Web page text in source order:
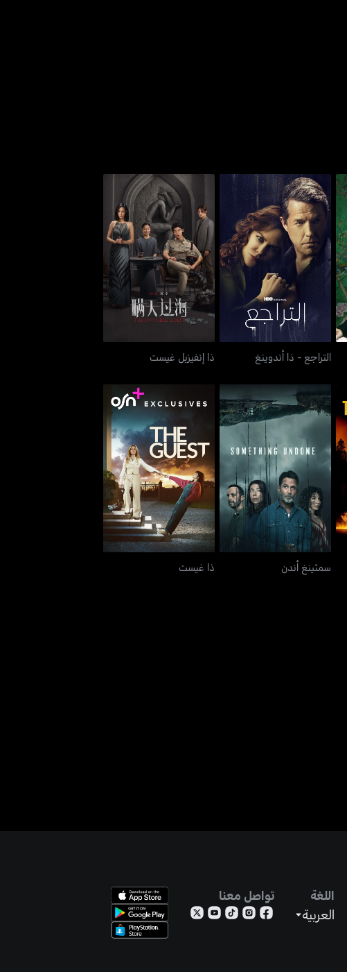
التراجع - ذا أندوينغ
التراجع - ذا أندوينغ
ذا إنفيزبل غيست
ذا إنفيزبل غيست
سمثينغ أندن
سمثينغ أندن
ذا غيست
ذا غيست
اللغة
العربية
تواصل معنا